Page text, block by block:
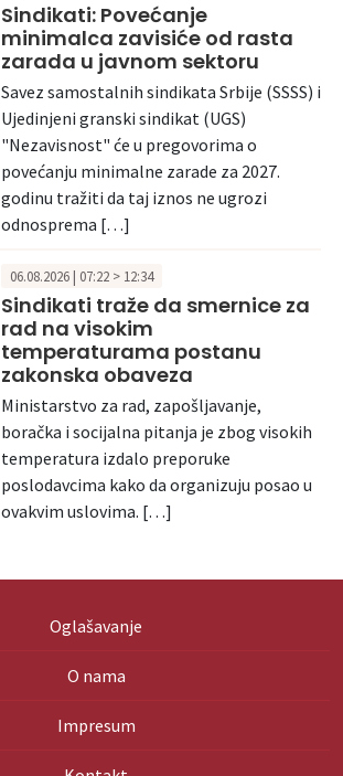
Sindikati: Povećanje
minimalca zavisiće od rasta
zarada u javnom sektoru
Savez samostalnih sindikata Srbije (SSSS) i
Ujedinjeni granski sindikat (UGS)
"Nezavisnost" će u pregovorima o
povećanju minimalne zarade za 2027.
godinu tražiti da taj iznos ne ugrozi
odnosprema […]
06.08.2026 | 07:22 > 12:34
Sindikati traže da smernice za
rad na visokim
temperaturama postanu
zakonska obaveza
Ministarstvo za rad, zapošljavanje,
boračka i socijalna pitanja je zbog visokih
temperatura izdalo preporuke
poslodavcima kako da organizuju posao u
ovakvim uslovima. […]
Oglašavanje
O nama
Impresum